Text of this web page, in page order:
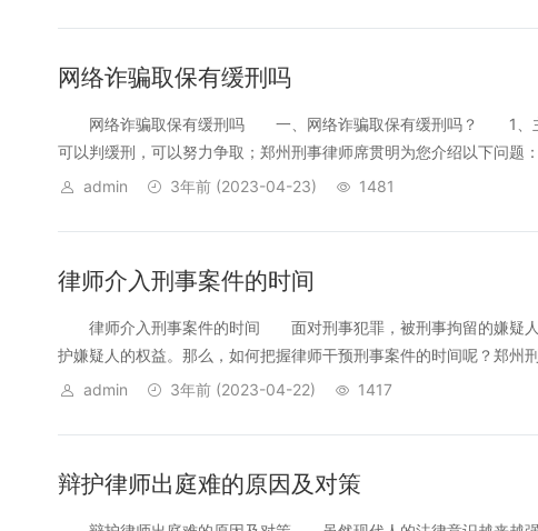
网络诈骗取保有缓刑吗
网络诈骗取保有缓刑吗 一、网络诈骗取保有缓刑吗？ 1、主要
可以判缓刑，可以努力争取；郑州刑事律师席贯明为您介绍以下问
admin
3年前 (2023-04-23) 1481
律师介入刑事案件的时间
律师介入刑事案件的时间 面对刑事犯罪，被刑事拘留的嫌疑人
护嫌疑人的权益。那么，如何把握律师干预刑事案件的时间呢？郑州
admin
3年前 (2023-04-22) 1417
辩护律师出庭难的原因及对策